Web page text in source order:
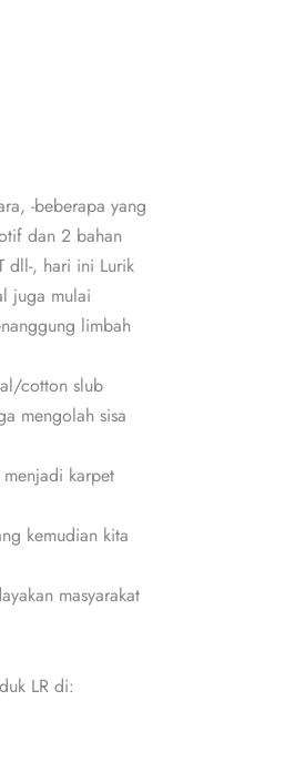
-beberapa yang
dan 2 bahan
dll-, hari ini Lurik
juga mulai
limbah
cotton slub
mengolah sisa
karpet
kemudian kita
masyarakat
LR di: